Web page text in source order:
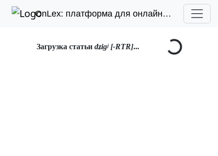
OnLex: платформа для онлайн-лексикографии
Загрузка статьи dʑigʲ [-RTR]...